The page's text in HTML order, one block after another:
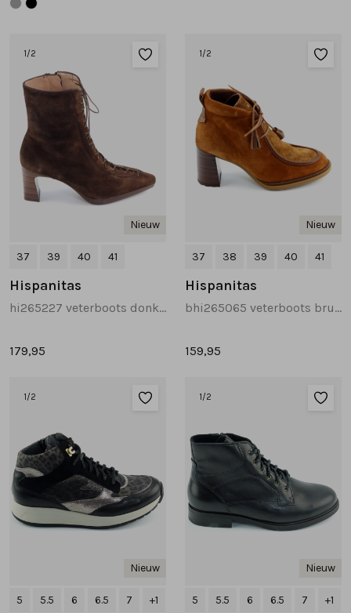
1 /2
Nieuw
37 39 40 41
Hispanitas
hi265227 veterboots donkerbruin
179,95
1 /2
Nieuw
37 38 39 40 41
Hispanitas
bhi265065 veterboots bruin multi
159,95
1 /2
Nieuw
5 5.5 6 6.5 7 +1
1 /2
Nieuw
5 5.5 6 6.5 7 +1